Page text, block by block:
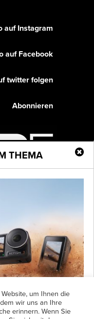
THEMA
auf Instagram
auf Facebook
twitter folgen
Abonnieren
All rights
Zahlungsartenum Ihnen die
wir uns an Ihre
erinnern. Wenn Sie